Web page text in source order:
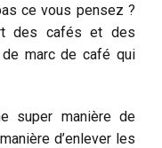
ce vous pensez ?
des cafés et des
marc de café qui
super manière de
d’enlever les